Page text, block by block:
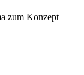
zum Konzept